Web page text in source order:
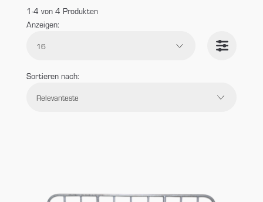
1-4 von 4 Produkten
Sortieren nach:
Anzeigen: